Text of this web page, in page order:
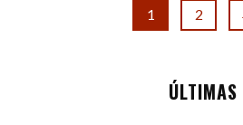
1 2
ÚLTIMAS